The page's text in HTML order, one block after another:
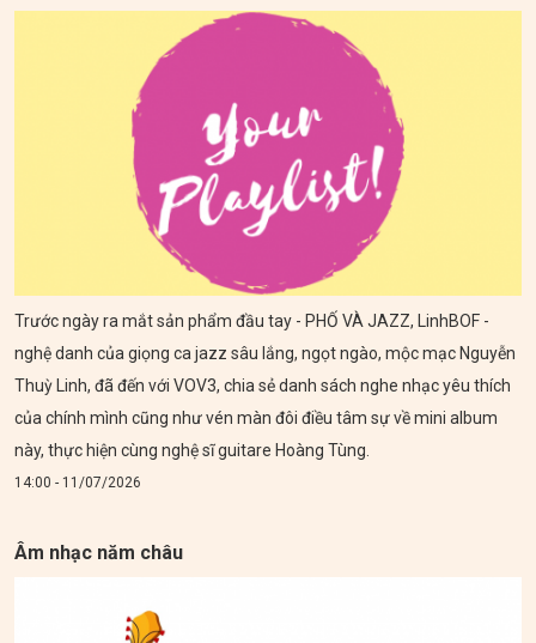
Trước ngày ra mắt sản phẩm đầu tay - PHỐ VÀ JAZZ, LinhBOF -
nghệ danh của giọng ca jazz sâu lắng, ngọt ngào, mộc mạc Nguyễn
Thuỳ Linh, đã đến với VOV3, chia sẻ danh sách nghe nhạc yêu thích
của chính mình cũng như vén màn đôi điều tâm sự về mini album
này, thực hiện cùng nghệ sĩ guitare Hoàng Tùng.
14:00 - 11/07/2026
Âm nhạc năm châu